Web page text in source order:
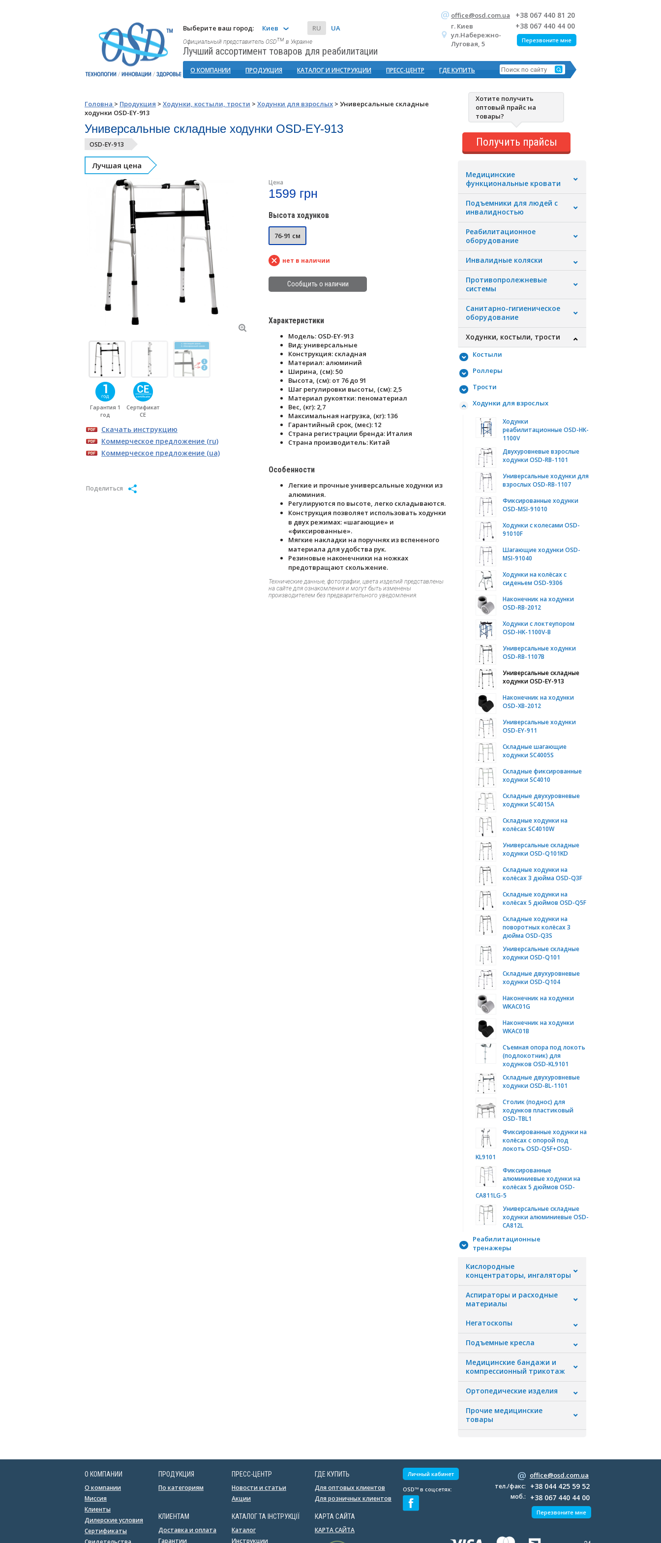
Выберите ваш город: Киев RU UA
Официальный представитель OSDтм в Украине
Лучший ассортимент товаров для реабилитации
+38 067 440 81 20
+38 067 440 44 00
office@osd.com.ua
г. Киев
ул.Набережно-
Луговая, 5
Перезвоните мне
О КОМПАНИИ ПРОДУКЦИЯ КАТАЛОГ И ИНСТРУКЦИИ ПРЕСС-ЦЕНТР ГДЕ КУПИТЬ
Головна > Продукция > Ходунки, костыли, трости > Ходунки для взрослых > Универсальные складные
ходунки OSD-EY-913
Универсальные складные ходунки OSD-EY-913
OSD-EY-913
Лучшая цена
Гарантия 1
год
Сертификат
CE
Скачать инструкцию
Коммерческое предложение (ru)
Коммерческое предложение (ua)
Поделиться
Цена
1599 грн
Высота ходунков
76-91 см
нет в наличии
Сообщить о наличии
Характеристики
Модель: OSD-EY-913
Вид: универсальные
Конструкция: складная
Материал: алюминий
Ширина, (см): 50
Высота, (см): от 76 до 91
Шаг регулировки высоты, (см): 2,5
Материал рукоятки: пеноматериал
Вес, (кг): 2,7
Максимальная нагрузка, (кг): 136
Гарантийный срок, (мес): 12
Страна регистрации бренда: Италия
Страна производитель: Китай
Особенности
Легкие и прочные универсальные ходунки из
алюминия.
Регулируются по высоте, легко складываются.
Конструкция позволяет использовать ходунки
в двух режимах: «шагающие» и
«фиксированные».
Мягкие накладки на поручнях из вспененого
материала для удобства рук.
Резиновые наконечники на ножках
предотвращают скольжение.
Технические данные, фотографии, цвета изделий представлены
на сайте для ознакомления и могут быть изменены
производителем без предварительного уведомления.
Хотите получить
оптовый прайс на
товары?
Получить прайсы
Медицинские
функциональные кровати
Подъемники для людей с
инвалидностью
Реабилитационное
оборудование
Инвалидные коляски
Противопролежневые
системы
Санитарно-гигиеническое
оборудование
Ходунки, костыли, трости
Костыли
Роллеры
Трости
Ходунки для взрослых
Ходунки
реабилитационные OSD-HK-
1100V
Двухуровневые взрослые
ходунки OSD-RB-1101
Универсальные ходунки для
взрослых OSD-RB-1107
Фиксированные ходунки
OSD-MSI-91010
Ходунки с колесами OSD-
91010F
Шагающие ходунки OSD-
MSI-91040
Ходунки на колёсах с
сиденьем OSD-9306
Наконечник на ходунки
OSD-RB-2012
Ходунки с локтеупором
OSD-HK-1100V-B
Универсальные ходунки
OSD-RB-1107В
Универсальные складные
ходунки OSD-EY-913
Наконечник на ходунки
OSD-XB-2012
Универсальные ходунки
OSD-EY-911
Складные шагающие
ходунки SC4005S
Складные фиксированные
ходунки SC4010
Складные двухуровневые
ходунки SC4015A
Складные ходунки на
колёсах SC4010W
Универсальные складные
ходунки OSD-Q101KD
Складные ходунки на
колёсах 3 дюйма OSD-Q3F
Складные ходунки на
колёсах 5 дюймов OSD-Q5F
Складные ходунки на
поворотных колёсах 3
дюйма OSD-Q3S
Универсальные складные
ходунки OSD-Q101
Складные двухуровневые
ходунки OSD-Q104
Наконечник на ходунки
WKAC01G
Наконечник на ходунки
WKAC01B
Съемная опора под локоть
(подлокотник) для
ходунков OSD-KL9101
Складные двухуровневые
ходунки OSD-BL-1101
Столик (поднос) для
ходунков пластиковый
OSD-TBL1
Фиксированные ходунки на
колёсах с опорой под
локоть OSD-Q5F+OSD-
KL9101
Фиксированные
алюминиевые ходунки на
колёсах 5 дюймов OSD-
CA811LG-5
Универсальные складные
ходунки алюминиевые OSD-
CA812L
Реабилитационные
тренажеры
Кислородные
концентраторы, ингаляторы
Аспираторы и расходные
материалы
Негатоскопы
Подъемные кресла
Медицинские бандажи и
компрессионный трикотаж
Ортопедические изделия
Прочие медицинские
товары
О КОМПАНИИ
О компании
Миссия
Клиенты
Дилерские условия
Сертификаты
ПРОДУКЦИЯ
По категориям
КЛИЕНТАМ
Доставка и оплата
Гарантии
ПРЕСС-ЦЕНТР
Новости и статьи
Акции
КАТАЛОГ ТА ІНСТРУКЦІЇ
Каталог
Инструкции
ГДЕ КУПИТЬ
Для оптовых клиентов
Для розничных клиентов
КАРТА САЙТА
КАРТА САЙТА
Личный кабинет
OSD™ в соцсетях:
office@osd.com.ua
+38 044 425 59 52
+38 067 440 44 00
тел./факс:
моб.:
Перезвоните мне